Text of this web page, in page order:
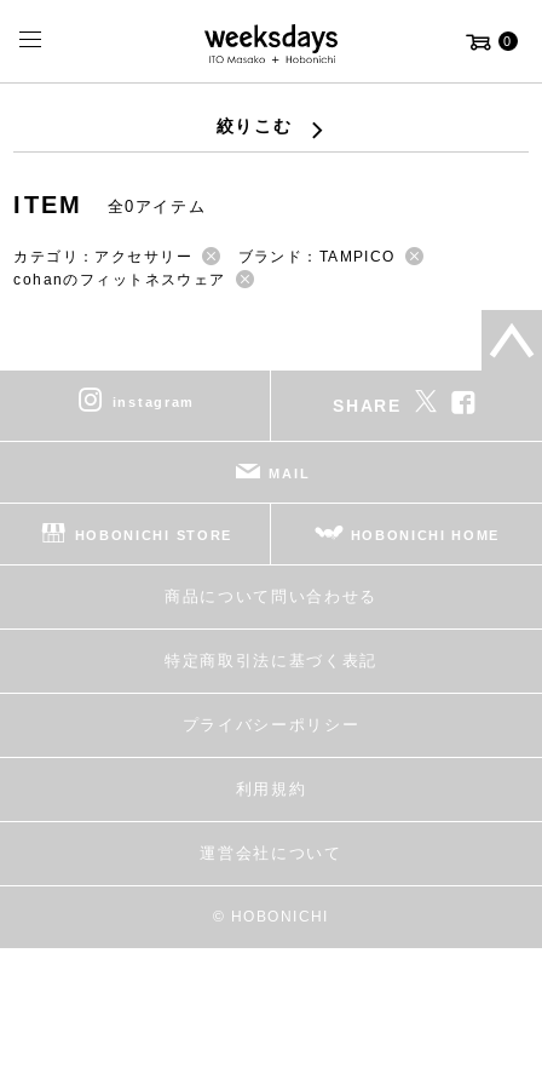
0
絞りこむ
ITEM 全0アイテム
カテゴリ：アクセサリー
ブランド：TAMPICO
cohanのフィットネスウェア
instagram SHARE
MAIL
HOBONICHI STORE HOBONICHI HOME
商品について問い合わせる
特定商取引法に基づく表記
プライバシーポリシー
利用規約
運営会社について
© HOBONICHI